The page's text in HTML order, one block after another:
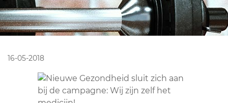
16-05-2018